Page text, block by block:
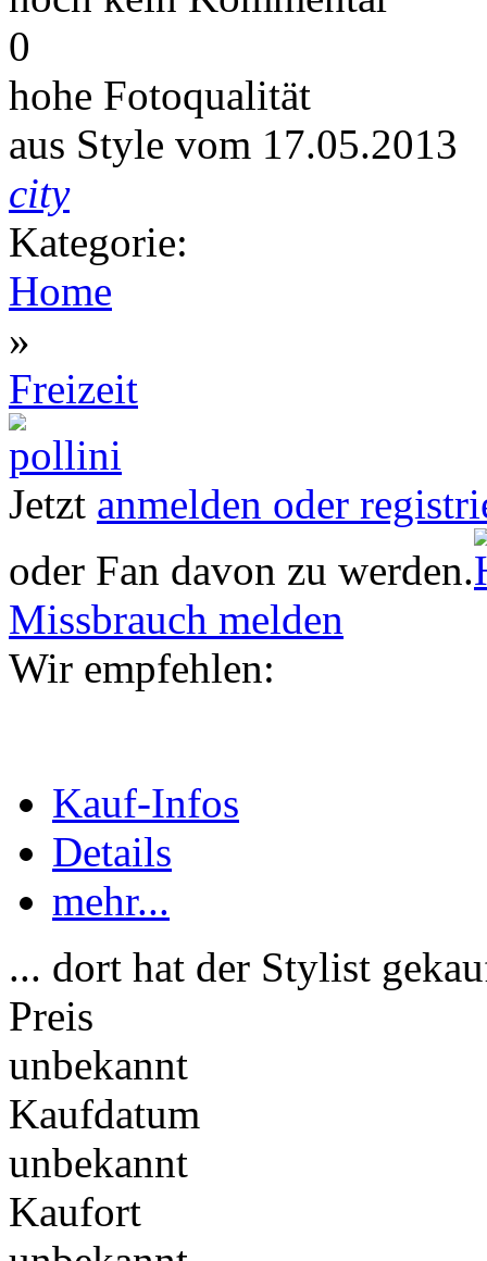
0
hohe Fotoqualität
aus Style vom 17.05.2013
city
Kategorie:
Home
»
Freizeit
Jetzt anmelden oder
oder Fan davon zu werden.
Missbrauch melden
Wir empfehlen:
Kauf-Infos
Details
mehr...
... dort hat der Stylist
Preis
unbekannt
Kaufdatum
unbekannt
Kaufort